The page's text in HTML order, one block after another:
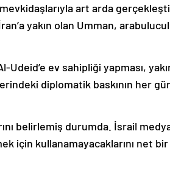
mevkidaşlarıyla art arda
yakın olan Umman,
ev sahipliği yapması,
diplomatik baskının her
belirlemiş durumda. İsrail
için kullanamayacaklarını net